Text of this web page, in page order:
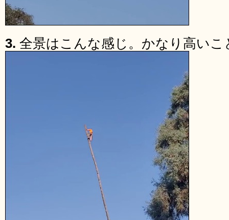
3. 全景はこんな感じ。かなり高い